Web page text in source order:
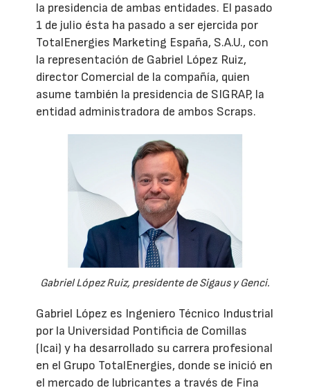
la presidencia de ambas entidades. El pasado
1 de julio ésta ha pasado a ser ejercida por
TotalEnergies Marketing España, S.A.U., con
la representación de Gabriel López Ruiz,
director Comercial de la compañía, quien
asume también la presidencia de SIGRAP, la
entidad administradora de ambos Scraps.
Gabriel López Ruiz, presidente de Sigaus y Genci.
Gabriel López es Ingeniero Técnico Industrial
por la Universidad Pontificia de Comillas
(Icai) y ha desarrollado su carrera profesional
en el Grupo TotalEnergies, donde se inició en
el mercado de lubricantes a través de Fina